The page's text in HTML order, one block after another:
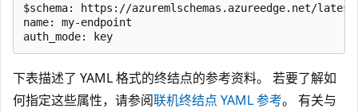
$schema: https://azuremlschemas.azureedge.net/latest/
name: my-endpoint
下表描述了 YAML 格式的终结点的参考资料。 若要了解如
何指定这些属性，请参阅联机终结点 YAML 参考。 有关与